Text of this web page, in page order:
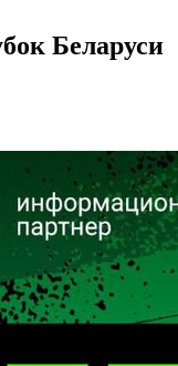
Беларуси